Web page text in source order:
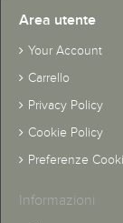
Area utente
Your Account
Carrello
Privacy Policy
Cookie Policy
Preferenze
Informazioni